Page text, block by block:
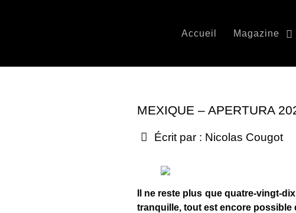
Accueil Magazine
MEXIQUE – APERTURA
Écrit par : Nicolas Cougot
Il ne reste plus que quatre-vingt-
tranquille, tout est encore possible